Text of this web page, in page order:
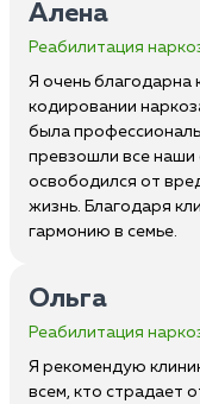
Алена
Реабилитация
Я очень благодарна
кодировании
была
превзошли все
освободился от
жизнь. Благодаря
гармонию в семье.
Ольга
Реабилитация
Я рекомендую
всем, кто страдает